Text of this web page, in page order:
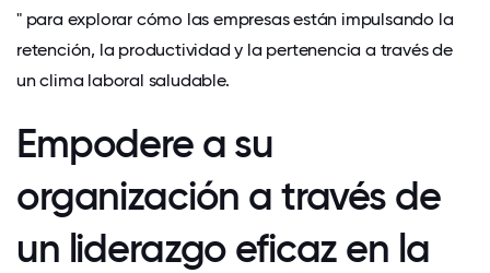
" para explorar cómo las empresas están impulsando la
retención, la productividad y la pertenencia a través de
un clima laboral saludable.
Empodere a su
organización a través de
un liderazgo eficaz en la